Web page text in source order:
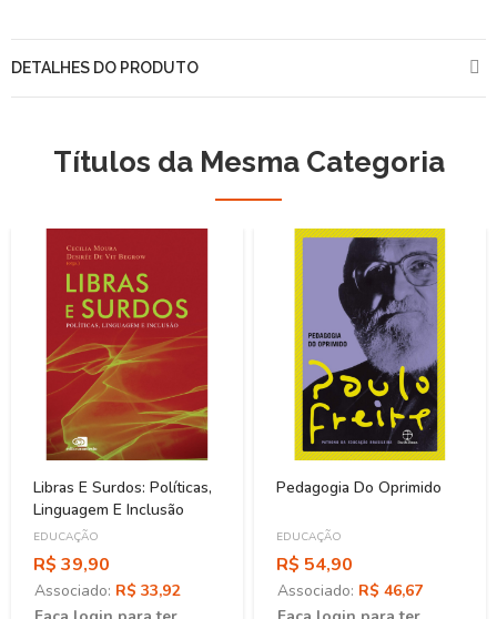
DETALHES DO PRODUTO
Títulos da Mesma Categoria
Libras E Surdos: Políticas,
Linguagem E Inclusão
EDUCAÇÃO
R$ 39,90
Associado: R$ 33,92
Pedagogia Do Oprimido
EDUCAÇÃO
R$ 54,90
Associado: R$ 46,67